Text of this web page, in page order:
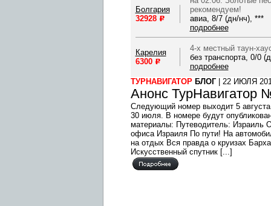
Болгария
32928 p
рекомендуем!
авиа, 8/7 (дн/нч), ***
подробнее
Карелия
6300 p
4-х местный таун-
без транспорта, 0/0
подробнее
ТУРНАВИГАТОР БЛОГ| 22 ИЮЛЯ
Анонс ТурНавигатор
Следующий номер выходит 5
30 июля. В номере будут
материалы: Путеводитель: Израиль
офиса Израиля По пути! На
на отдых Вся правда о круизах
Искусственный спутник [...]